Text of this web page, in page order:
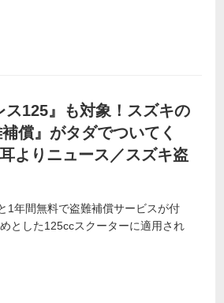
ス125』も対象！スズキの
償』がタダでついてく
よりニュース／スズキ盗
1年間無料で盗難補償サービスが付
とした125ccスクーターに適用され